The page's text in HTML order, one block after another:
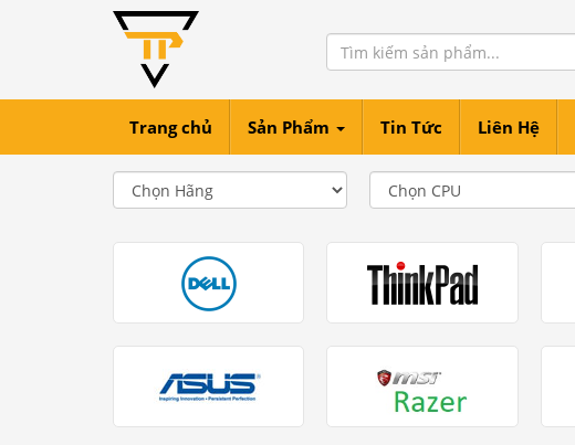
Trang chủ Sản Phẩm Tin Tức Liên Hệ